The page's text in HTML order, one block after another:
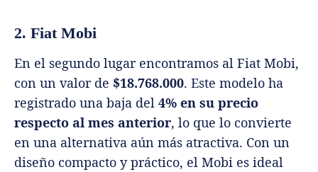
2. Fiat Mobi
En el segundo lugar encontramos al Fiat Mobi,
con un valor de $18.768.000. Este modelo ha
registrado una baja del 4% en su precio
respecto al mes anterior, lo que lo convierte
en una alternativa aún más atractiva. Con un
diseño compacto y práctico, el Mobi es ideal